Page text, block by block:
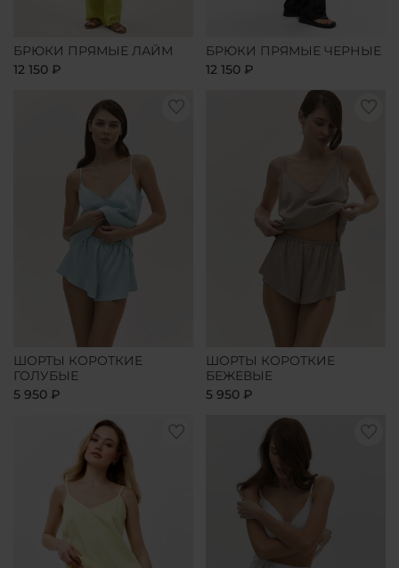
БРЮКИ ПРЯМЫЕ ЛАЙМ
12 150 ₽
БРЮКИ ПРЯМЫЕ ЧЕРНЫЕ
12 150 ₽
ШОРТЫ КОРОТКИЕ
ГОЛУБЫЕ
5 950 ₽
ШОРТЫ КОРОТКИЕ
БЕЖЕВЫЕ
5 950 ₽